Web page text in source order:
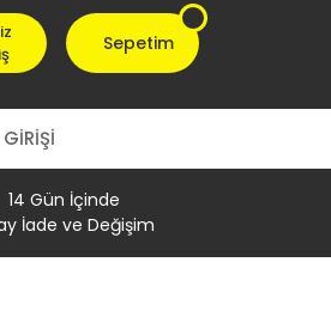
Sepetim
14 Gün İçinde
İade ve Değişim